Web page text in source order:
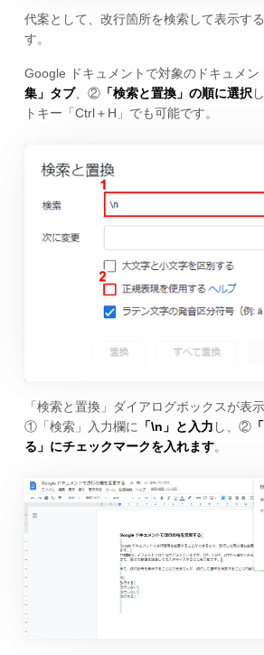
代案として、改行箇所を検索して表示す
す。
Google ドキュメントで対象のドキュメ
集」タブ、②「検索と置換」の順に選択
トキー「Ctrl＋H」でも可能です。
「検索と置換」ダイアログボックスが表
①「検索」入力欄に 「\n」と入力 し、②
る」にチェックマークを入れます。